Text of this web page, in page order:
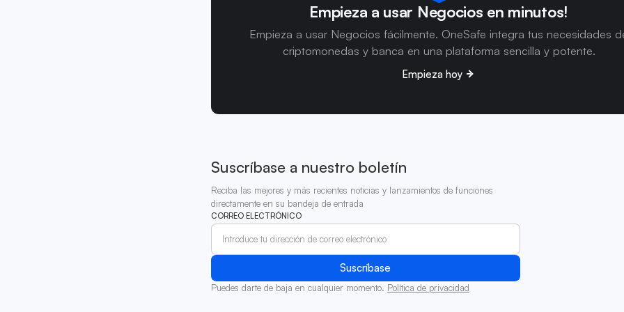
Empieza a usar Negocios en minutos!
Empieza a usar Negocios fácilmente. OneSafe integra tus necesidades
criptomonedas y banca en una plataforma sencilla y potente.
Empieza hoy
Suscríbase a nuestro boletín
Reciba las mejores y más recientes noticias y lanzamientos de funciones
directamente en su bandeja de entrada
CORREO ELECTRÓNICO
Puedes darte de baja en cualquier momento. Política de privacidad